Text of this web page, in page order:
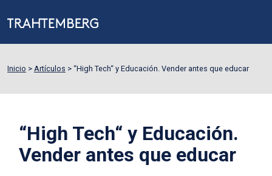
Inicio > Artículos > “High Tech“ y Educación. Vender antes que educar
“High Tech“ y Educación.
Vender antes que educar